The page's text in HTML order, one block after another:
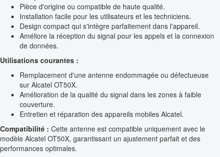
Pièce d'origine ou compatible de haute qualité.
Installation facile pour les utilisateurs et les techniciens.
Design compact qui s'intègre parfaitement dans l'appareil.
Améliore la réception du signal pour les appels et la connexion
de données.
Utilisations courantes :
Remplacement d'une antenne endommagée ou défectueuse
sur Alcatel OT50X.
Amélioration de la qualité du signal dans les zones à faible
couverture.
Entretien et réparation des appareils mobiles Alcatel.
Compatibilité : Cette antenne est compatible uniquement avec le
modèle Alcatel OT50X, garantissant un ajustement parfait et des
performances optimales.